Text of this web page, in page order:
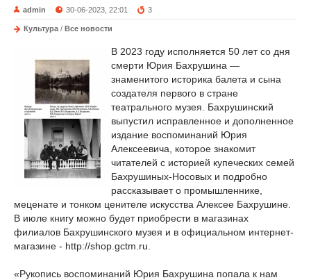
admin 30-06-2023, 22:01 3
Культура / Все новости
В 2023 году исполняется 50 лет со дня
смерти Юрия Бахрушина —
знаменитого историка балета и сына
создателя первого в стране
театрального музея. Бахрушинский
выпустил исправленное и дополненное
издание воспоминаний Юрия
Алексеевича, которое знакомит
читателей с историей купеческих семей
Бахрушиных-Носовых и подробно
рассказывает о промышленнике,
меценате и тонком ценителе искусства Алексее Бахрушине.
В июле книгу можно будет приобрести в магазинах
филиалов Бахрушинского музея и в официальном интернет-
магазине - http://shop.gctm.ru.
«Рукопись воспоминаний Юрия Бахрушина попала к нам